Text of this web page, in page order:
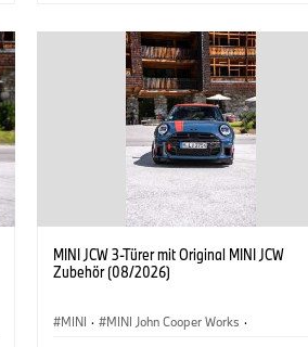
MINI JCW 3-Türer mit Original MINI JCW
Zubehör (08/2026)
MINI · MINI John Cooper Works ·